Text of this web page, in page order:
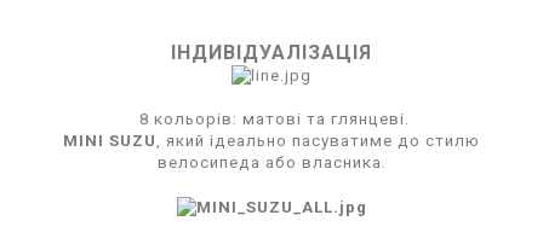
ІНДИВІДУАЛІЗАЦІЯ
8 кольорів: матові та глянцеві.
MINI SUZU, який ідеально пасуватиме до стилю
велосипеда або власника.